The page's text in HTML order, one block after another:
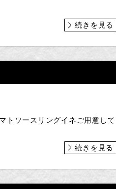
続きを見る
トソースリングイネご用意して
続きを見る